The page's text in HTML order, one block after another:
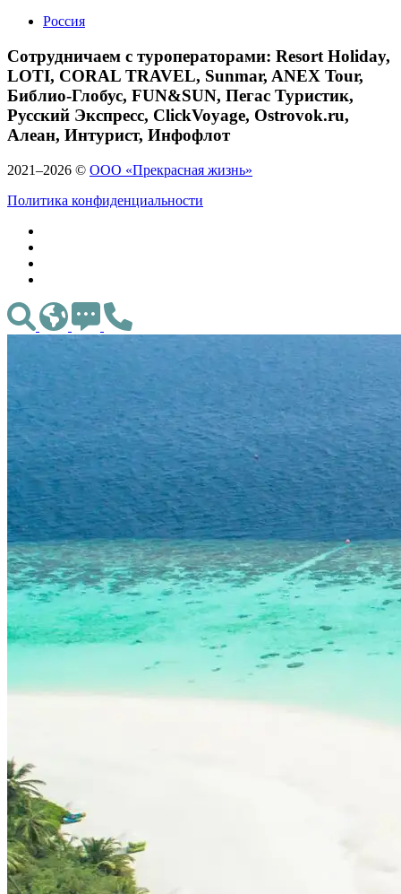
Россия
Сотрудничаем с туроператорами: Resort Holiday,
LOTI, CORAL TRAVEL, Sunmar, ANEX Tour,
Библио-Глобус, FUN&SUN, Пегас Туристик,
Русский Экспресс, ClickVoyage, Ostrovok.ru,
Алеан, Интурист, Инфофлот
2021–2026 © ООО «Прекрасная жизнь»
Политика конфиденциальности